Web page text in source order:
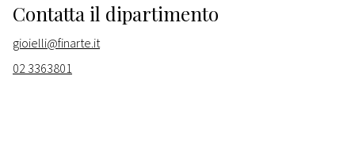
Contatta il dipartimento
gioielli@finarte.it
02 3363801